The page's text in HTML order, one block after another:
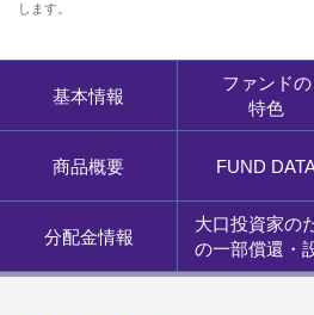
します。
基本情報
ファンドの
特色
商品概要 FUND
分配金情報
大口投資家の
の一部償還・